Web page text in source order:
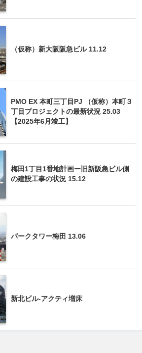
（仮称）新大阪阪急ビル 11.12
PMO EX 本町三丁目PJ （仮称）本町３
丁目プロジェクトの最新状況 25.03
【2025年6月竣工】
梅田1丁目1番地計画ー旧新阪急ビル側
の建設工事の状況 15.12
パークタワー梅田 13.06
新北ビル-アクティ増床